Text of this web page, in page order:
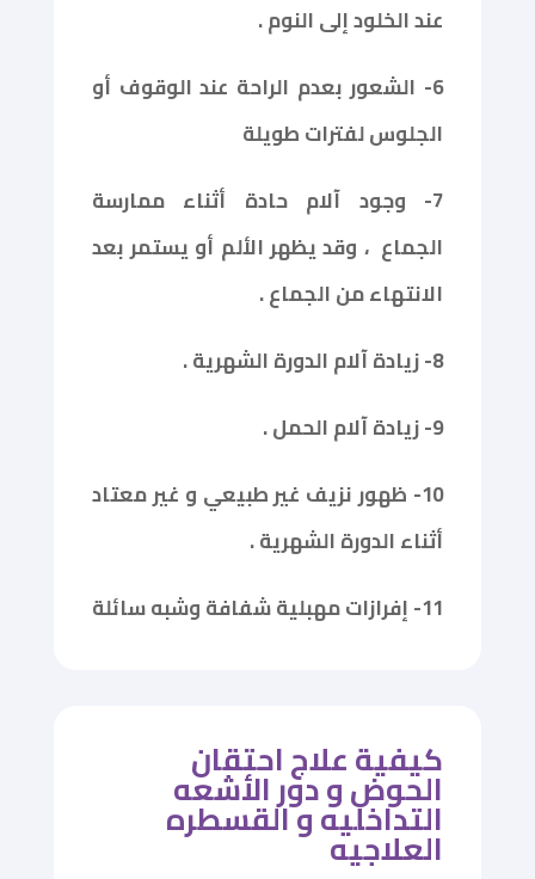
عند الخلود إلى النوم .
6- الشعور بعدم الراحة عند الوقوف أو
الجلوس لفترات طويلة
7- وجود آلام حادة أثناء ممارسة
الجماع ، وقد يظهر الألم أو يستمر بعد
الانتهاء من الجماع .
8- زيادة آلام الدورة الشهرية .
9- زيادة آلام الحمل .
10- ظهور نزيف غير طبيعي و غير معتاد
أثناء الدورة الشهرية .
11- إفرازات مهبلية شفافة وشبه سائلة
كيفية علاج احتقان
الحوض و دور الأشعه
التداخليه و القسطره
العلاجيه